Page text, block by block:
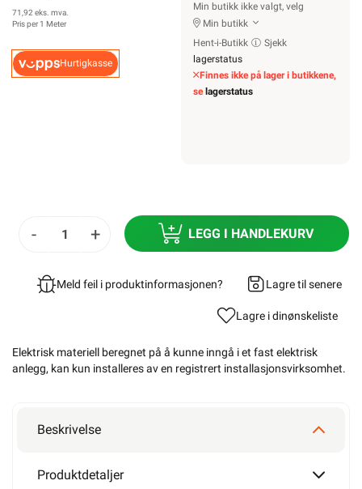
71,92 eks. mva.
Pris per 1 Meter
Hurtigkasse
Min butikk ikke valgt, velg
Min butikk
Hent-i-Butikk
Sjekk
lagerstatus
Finnes ikke på lager i butikkene,
se lagerstatus
- + LEGG I HANDLEKURV
Meld feil i produktinformasjonen? Lagre til senere
Lagre i dinønskeliste
Elektrisk materiell beregnet på å kunne inngå i et fast elektrisk
anlegg, kan kun installeres av en registrert installasjonsvirksomhet.
Beskrivelse
Produktdetaljer